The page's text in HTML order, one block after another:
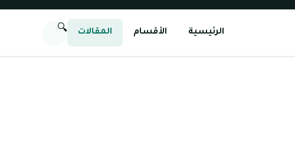
الرئيسية الأقسام المقالات 🔍